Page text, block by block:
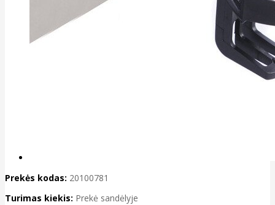
Prekės kodas: 20100781
Turimas kiekis: Prekė sandėlyje